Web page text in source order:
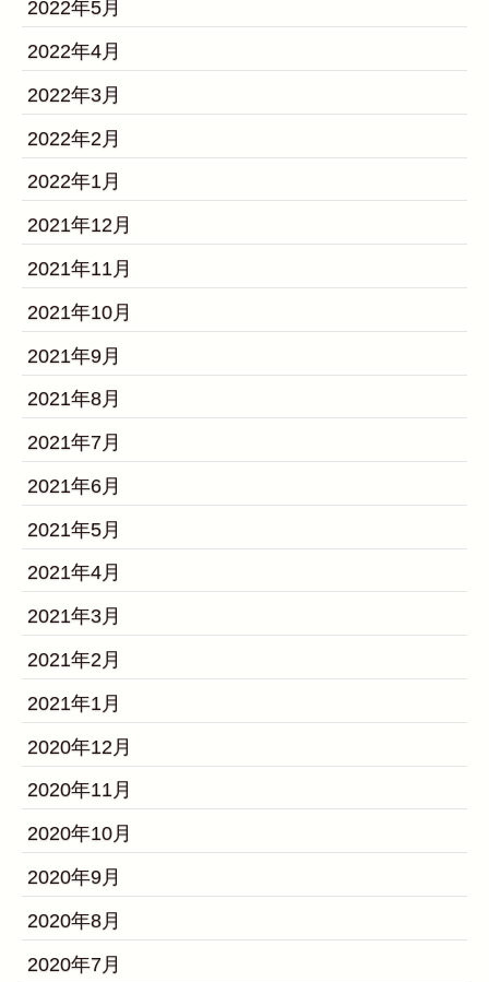
2022年5月
2022年4月
2022年3月
2022年2月
2022年1月
2021年12月
2021年11月
2021年10月
2021年9月
2021年8月
2021年7月
2021年6月
2021年5月
2021年4月
2021年3月
2021年2月
2021年1月
2020年12月
2020年11月
2020年10月
2020年9月
2020年8月
2020年7月